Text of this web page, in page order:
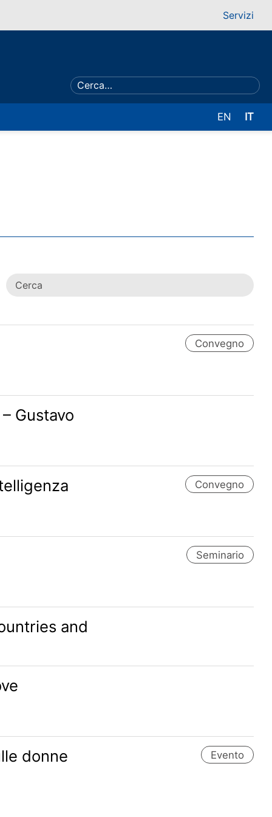
Servizi
EN IT
Convegno
Gustavo
Convegno
Seminario
and
donne Evento